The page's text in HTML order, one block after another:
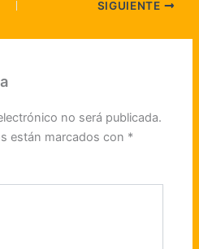
SIGUIENTE
no será publicada.
están marcados con *